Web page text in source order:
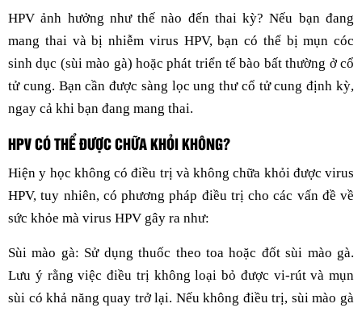
HPV ảnh hưởng như thế nào đến thai kỳ? Nếu bạn đang
mang thai và bị nhiễm virus HPV, bạn có thể bị mụn cóc
sinh dục (sùi mào gà) hoặc phát triển tế bào bất thường ở cổ
tử cung. Bạn cần được sàng lọc ung thư cổ tử cung định kỳ,
ngay cả khi bạn đang mang thai.
HPV CÓ THỂ ĐƯỢC CHỮA KHỎI KHÔNG?
Hiện y học không có điều trị và không chữa khỏi được virus
HPV, tuy nhiên, có phương pháp điều trị cho các vấn đề về
sức khỏe mà virus HPV gây ra như:
Sùi mào gà: Sử dụng thuốc theo toa hoặc đốt sùi mào gà.
Lưu ý rằng việc điều trị không loại bỏ được vi-rút và mụn
sùi có khả năng quay trở lại. Nếu không điều trị, sùi mào gà